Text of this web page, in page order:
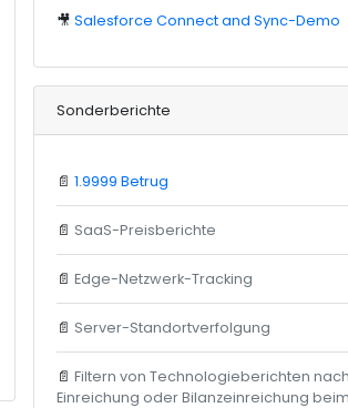
🎥 Salesforce Connect and Sync-Demo
Sonderberichte
📄 1.9999 Betrug
📄 SaaS-Preisberichte
📄 Edge-Netzwerk-Tracking
📄 Server-Standortverfolgung
📄 Filtern von Technologieberichten
Einreichung oder Bilanzeinreichung